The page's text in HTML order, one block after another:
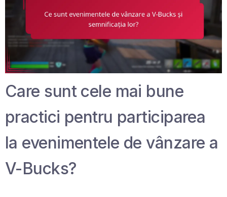
Care sunt cele mai bune
practici pentru participarea
la evenimentele de vânzare a
V-Bucks?